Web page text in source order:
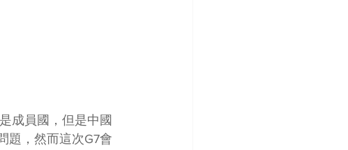
成員國，但是中國
題，然而這次G7會